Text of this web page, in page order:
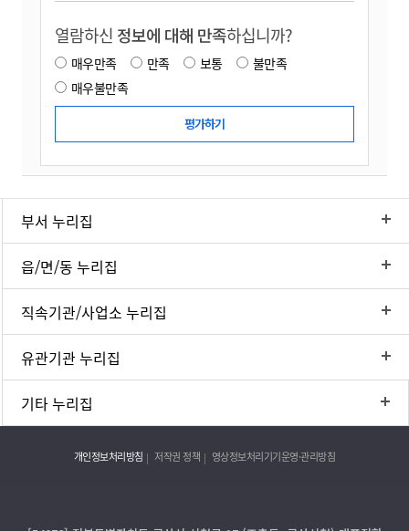
열람하신 정보에 대해 만족하십니까?
매우만족 만족 보통
불만족
매우불만족
부서 누리집
읍/면/동 누리집
직속기관/사업소 누리집
유관기관 누리집
기타 누리집
개인정보처리방침 저작권 정책 영상정보처리기기운영·관리방침